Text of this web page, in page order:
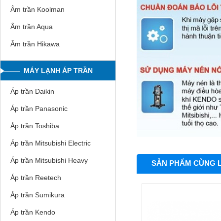
SẢN PHẨM CÙNG
Âm trần Koolman
Âm trần Aqua
Âm trần Hikawa
MÁY LẠNH ÁP TRẦN
Áp trần Daikin
Áp trần Panasonic
Áp trần Toshiba
Áp trần Mitsubishi Electric
Áp trần Mitsubishi Heavy
Áp trần Reetech
Áp trần Sumikura
Áp trần Kendo